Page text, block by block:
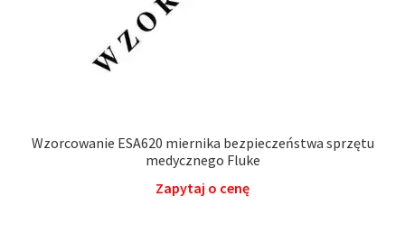
Wzorcowanie ESA620 miernika bezpieczeństwa sprzętu
medycznego Fluke
Zapytaj o cenę